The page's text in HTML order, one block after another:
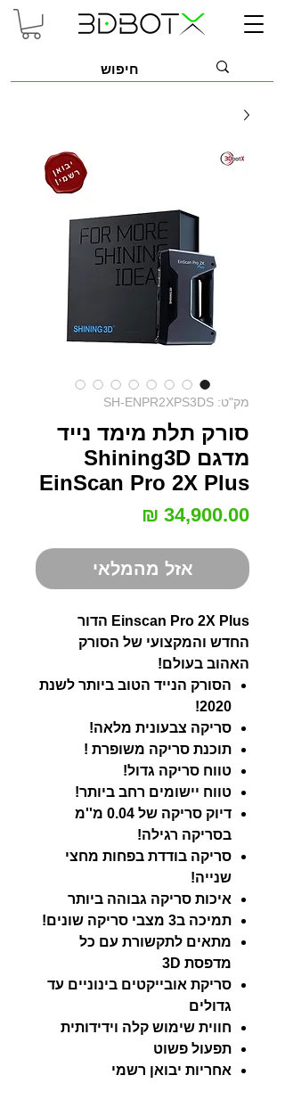
מק"ט: SH-ENPR2XPS3DS
סורק תלת מימד נייד
מדגם Shining3D
EinScan Pro 2X Plus
אזל מהמלאי
Einscan Pro 2X Plus הדור
החדש והמקצועי של הסורק
האהוב בעולם!
הסורק הנייד הטוב ביותר לשנת
2020!
סריקה צבעונית מלאה!
תוכנת סריקה משופרת !
טווח סריקה גדול!
טווח יישומים רחב ביותר!
דיוק סריקה של 0.04 מ''מ
בסריקה רגילה!
סריקה בודדת בפחות מחצי
שנייה!
איכות סריקה גבוהה ביותר
תמיכה ב3 מצבי סריקה שונים!
מתאים לתקשורת עם כל
מדפסת 3D
סריקת אובייקטים בינוניים עד
גדולים
חווית שימוש קלה וידידותית
תפעול פשוט
אחריות יבואן רשמי